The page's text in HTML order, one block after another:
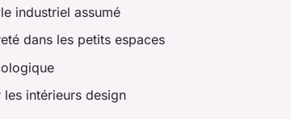
industriel assumé
dans les petits espaces
intérieurs design